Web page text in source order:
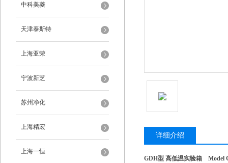
中科美菱
天津泰斯特
上海亚荣
宁波新芝
苏州净化
上海精宏
上海一恒
详细介绍
GDH型 高低温实验箱 Model